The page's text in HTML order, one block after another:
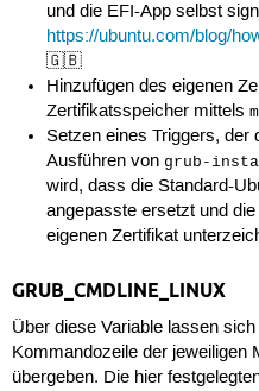
und die EFI-App selbst
https://ubuntu.com/blog/
🇬🇧
Hinzufügen des eigenen
Zertifikatsspeicher mittels
Setzen eines Triggers, der
Ausführen von grub-
wird, dass die Standard-
angepasste ersetzt und
eigenen Zertifikat
GRUB_CMDLINE_LINUX
Über diese Variable lassen sich
Kommandozeile der jeweiligen
übergeben. Die hier